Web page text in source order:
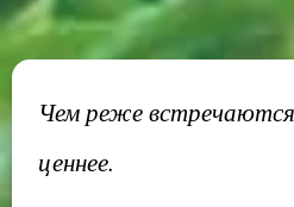
Чем реже
ценнее.